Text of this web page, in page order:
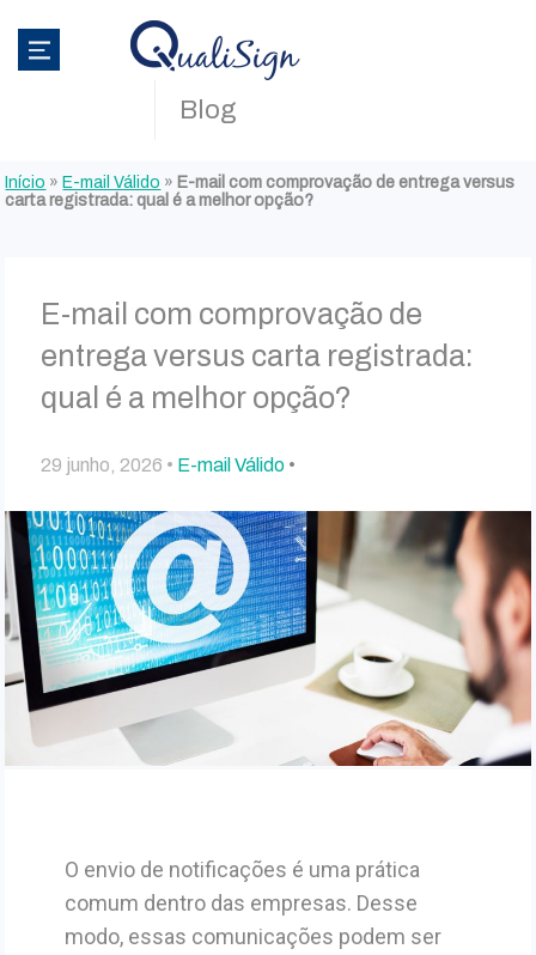
Blog
Início » E-mail Válido » E-mail com comprovação de entrega versus
carta registrada: qual é a melhor opção?
E-mail com comprovação de
entrega versus carta registrada:
qual é a melhor opção?
29 junho, 2026 • E-mail Válido •
O envio de notificações é uma prática
comum dentro das empresas. Desse
modo, essas comunicações podem ser